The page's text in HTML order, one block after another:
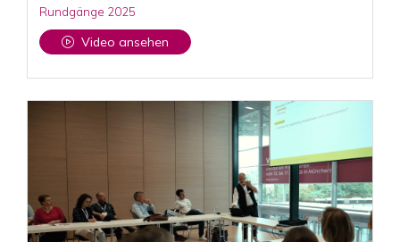
Rundgänge 2025
Video ansehen